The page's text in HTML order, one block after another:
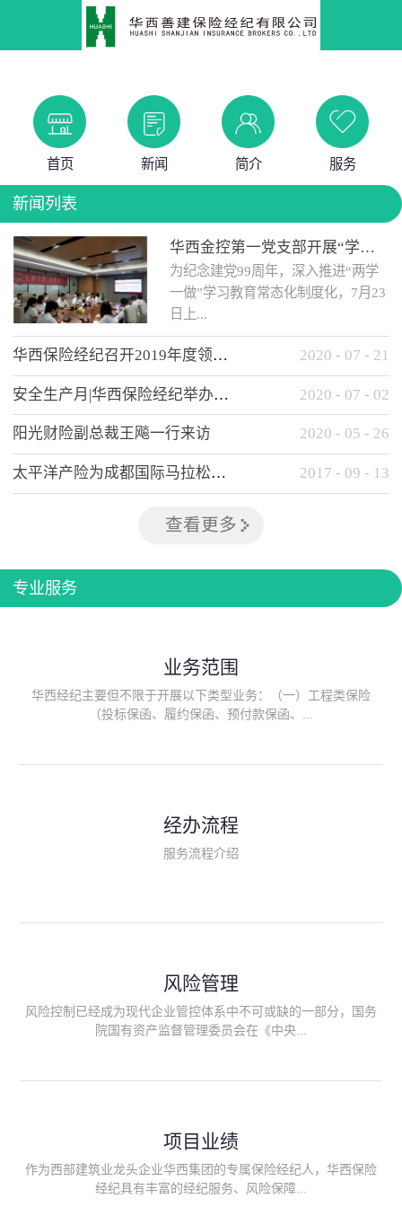
首页 新闻 简介 服务
新闻列表
华西金控第一党支部开展“学党史 知党情 做合格党员”主题教育工作会
为纪念建党99周年，深入推进“两学
一做”学习教育常态化制度化，7月23
日上...
午，华西金控第一党支部举办了“学
党史、知党情、...
华西保险经纪召开2019年度领导班子述职考核工作会 2020 - 07 - 21
安全生产月|华西保险经纪举办应急消防安全知识培训 2020 - 07 - 02
阳光财险副总裁王飚一行来访 2020 - 05 - 26
太平洋产险为成都国际马拉松提供全方位保险保障 2017 - 09 - 13
查看更多
专业服务
业务范围
华西经纪主要但不限于开展以下类型业务：（一）工程类保险
（投标保函、履约保函、预付款保函、...
险、政府公共安全责任保险/自然灾害公众责任保险、精神病监护
人责任险、首台套/首版次保险、科技保险等）；（三）传统财产
险产品；（六）保险招投标业务。随着业务的开展，华西经纪会
供专业、优质的保险经纪服务。
经办流程
服务流程介绍
风险管理
风险控制已经成为现代企业管控体系中不可或缺的一部分，国务
院国有资产监督管理委员会在《中央...
能够为客户降低风险管理成本，提高经营效率；能够为企业提供
从风险评估、风险分析、风险防范、风险转移到灾后防损、索赔
等全方位、全过程、专家式的服务，拓展和深化由保险公司提供
项目业绩
作为西部建筑业龙头企业华西集团的专属保险经纪人，华西保险
经纪具有丰富的经纪服务、风险保障...